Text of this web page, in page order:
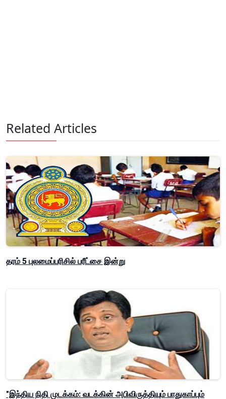
Related Articles
தரம் 5 புலமைப்பரிசில் பரீட்சை இன்று
"இந்திய நிதி முடக்கம்: வடக்கின் அபிவிருத்தியும் பாதுகாப்பும்